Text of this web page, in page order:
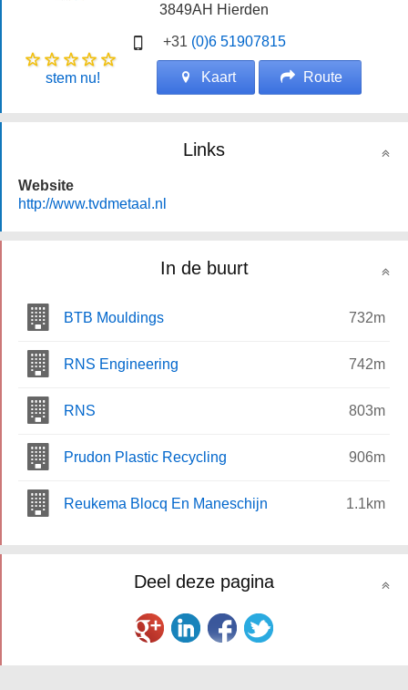
3849AH Hierden
+31 (0)6 51907815
stem nu! Kaart Route
Links
Website
http://www.tvdmetaal.nl
In de buurt
BTB Mouldings 732m
RNS Engineering 742m
RNS 803m
Prudon Plastic Recycling 906m
Reukema Blocq En Maneschijn 1.1km
Deel deze pagina